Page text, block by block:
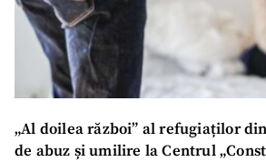
„Al doilea război” al refugiaților
de abuz și umilire la Centrul
CONTACT SURSĂ
Sursă anonimă